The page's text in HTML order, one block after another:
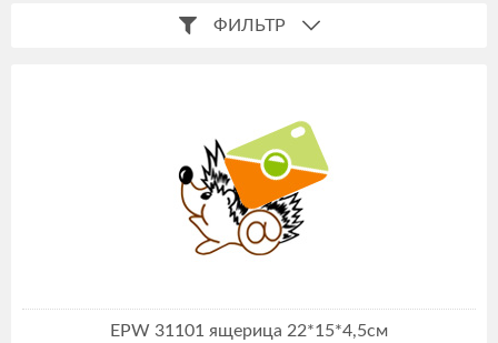
ФИЛЬТР
EPW 31101 ящерица 22*15*4,5см